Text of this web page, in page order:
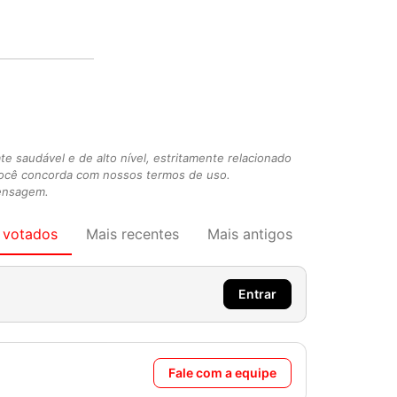
saudável e de alto nível, estritamente relacionado
concorda com nossos termos de uso.
votados Mais recentes Mais antigos
Entrar
Fale com a equipe